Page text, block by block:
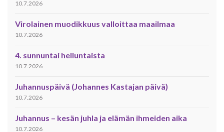
10.7.2026
Virolainen muodikkuus valloittaa maailmaa
10.7.2026
4. sunnuntai helluntaista
10.7.2026
Juhannuspäivä (Johannes Kastajan päivä)
10.7.2026
Juhannus – kesän juhla ja elämän ihmeiden aika
10.7.2026